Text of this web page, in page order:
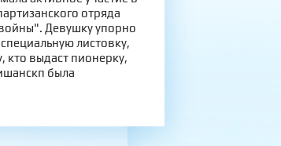
отряда
Девушку упорно
листовку,
кто выдаст пионерку,
была